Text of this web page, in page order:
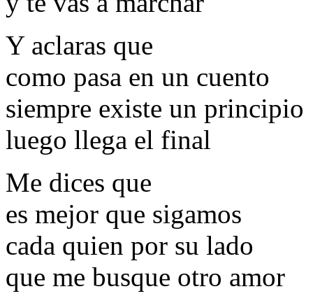
Y aclaras que
como pasa en un cuento
siempre existe un principio
luego llega el final
Me dices que
es mejor que sigamos
cada quien por su lado
que me busque otro amor